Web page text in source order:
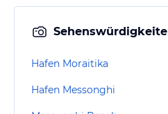
Hafen Moraitika
Hafen Messonghi